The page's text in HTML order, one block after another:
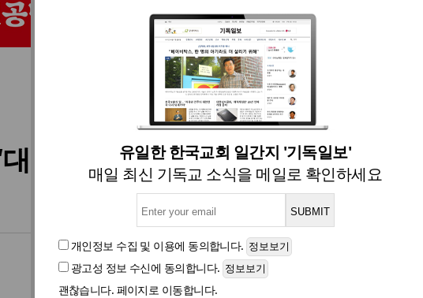
유일한 한국교회 일간지 '기독일보'
매일 최신 기독교 소식을 메일로 확인하세요
개인정보 수집 및 이용에 동의합니다.
광고성 정보 수신에 동의합니다.
괜찮습니다. 페이지로 이동합니다.
교회일반 입력 2024. 07. 18 16:36
법 판결 유감… 종교의 자유는 본
18일 전원합의체 판결에 대한 입장 발표